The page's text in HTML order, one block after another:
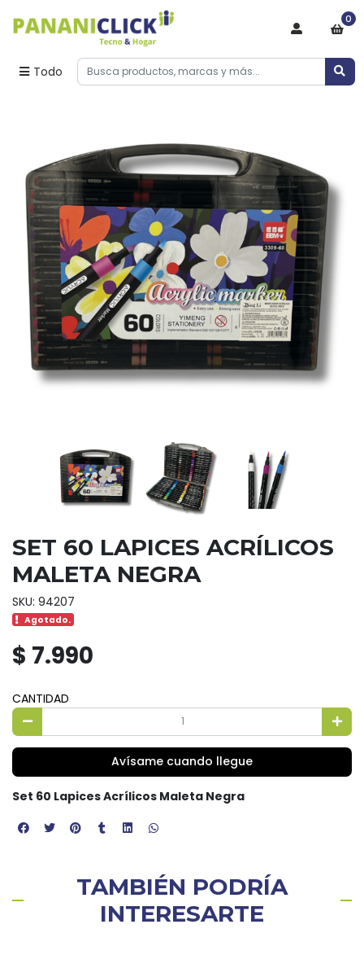
Todo
0
SET 60 LAPICES ACRÍLICOS
MALETA NEGRA
SKU: 94207
Agotado.
$ 7.990
CANTIDAD
Avísame cuando llegue
Set 60 Lapices Acrílicos Maleta Negra
TAMBIÉN PODRÍA
INTERESARTE